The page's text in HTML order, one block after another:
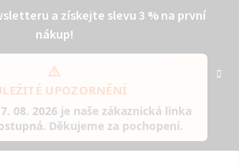
a získejte slevu 3 % na první
nákup!
⚠️
UPOZORNĚNÍ
08. 2026 je naše zákaznická linka
. Děkujeme za pochopení.